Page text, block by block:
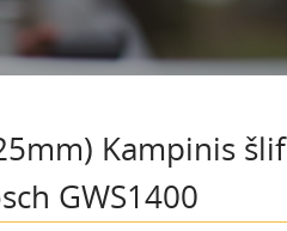
Kampinis
GWS1400